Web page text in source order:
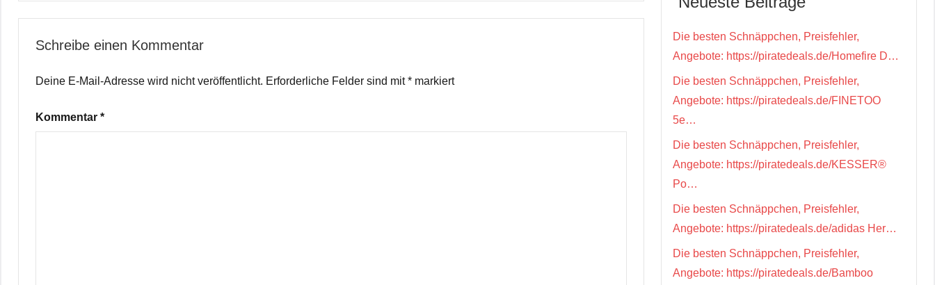
Schreibe einen Kommentar
Deine E-Mail-Adresse wird nicht veröffentlicht. Erforderliche Felder sind mit* markiert
Kommentar *
Die besten Schnäppchen, Preisfehler,
Angebote: https://piratedeals.de/Homefire D…
Die besten Schnäppchen, Preisfehler,
Angebote: https://piratedeals.de/FINETOO
5e…
Die besten Schnäppchen, Preisfehler,
Angebote: https://piratedeals.de/KESSER®
Po…
Die besten Schnäppchen, Preisfehler,
Angebote: https://piratedeals.de/adidas Her…
Die besten Schnäppchen, Preisfehler,
Angebote: https://piratedeals.de/Bamboo